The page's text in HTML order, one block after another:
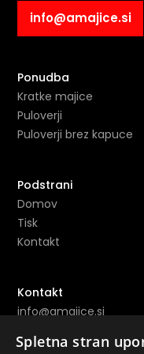
info@amajice.si
Ponudba
Kratke majice
Puloverji
Puloverji brez kapuce
Podstrani
Domov
Tisk
Kontakt
Kontakt
info@amajice.si
Spletna stran